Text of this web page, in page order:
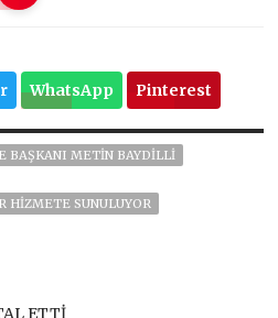
WhatsApp Pinterest
BAŞKANI METIN BAYDILLI
HİZMETE SUNULUYOR
ETTİ